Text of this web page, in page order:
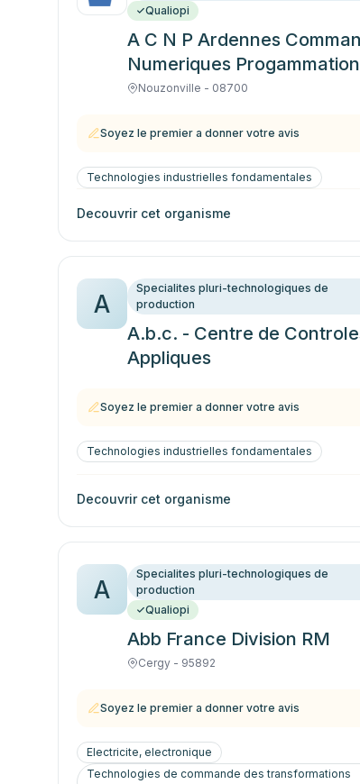
Qualiopi
A C N P Ardennes Commandes
Numeriques Progammation
Nouzonville - 08700
Soyez le premier a donner votre avis
Technologies industrielles fondamentales
Decouvrir cet organisme
A
Specialites pluri-technologiques de
production
A.b.c. - Centre de Controles
Appliques
Soyez le premier a donner votre avis
Technologies industrielles fondamentales
Decouvrir cet organisme
A
Specialites pluri-technologiques de
production
Qualiopi
Abb France Division RM
Cergy - 95892
Soyez le premier a donner votre avis
Electricite, electronique
Technologies de commande des transformations